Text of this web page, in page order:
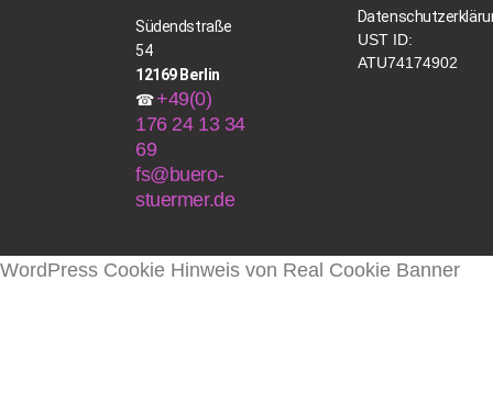
Südendstraße
54
12169 Berlin
☎+49(0)
176 24 13 34
69
fs@buero-
stuermer.de
UST ID:
ATU74174902
WordPress Cookie Hinweis von Real Cookie Banner